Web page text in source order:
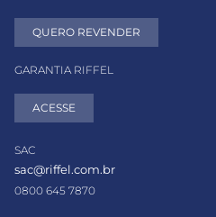
QUERO REVENDER
GARANTIA RIFFEL
ACESSE
SAC
sac@riffel.com.br
0800 645 7870